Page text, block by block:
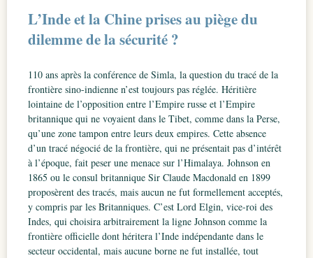
L’Inde et la Chine prises au piège du
dilemme de la sécurité ?
110 ans après la conférence de Simla, la question du tracé de la
frontière sino-indienne n’est toujours pas réglée. Héritière
lointaine de l’opposition entre l’Empire russe et l’Empire
britannique qui ne voyaient dans le Tibet, comme dans la Perse,
qu’une zone tampon entre leurs deux empires. Cette absence
d’un tracé négocié de la frontière, qui ne présentait pas d’intérêt
à l’époque, fait peser une menace sur l’Himalaya. Johnson en
1865 ou le consul britannique Sir Claude Macdonald en 1899
proposèrent des tracés, mais aucun ne fut formellement acceptés,
y compris par les Britanniques. C’est Lord Elgin, vice-roi des
Indes, qui choisira arbitrairement la ligne Johnson comme la
frontière officielle dont héritera l’Inde indépendante dans le
secteur occidental, mais aucune borne ne fut installée, tout